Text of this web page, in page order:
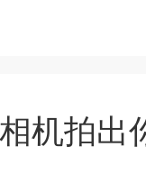
机拍出